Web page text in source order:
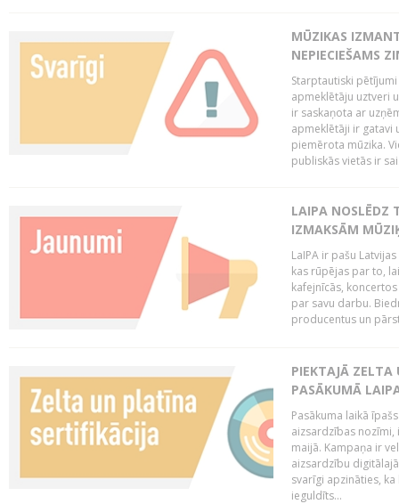
MŪZIKAS
NEPIECIEŠAMS
Starptautiski
apmeklētāju uztveri
ir saskaņota ar
apmeklētāji ir gatavi
piemērota mūzika.
publiskās vietās ir
LAIPA NOSLĒDZ
IZMAKSĀM
LaIPA ir pašu
kas rūpējas par to,
kafejnīcās,
par savu darbu.
producentus un
PIEKTAJĀ ZELTA
PASĀKUMĀ
Pasākuma laikā
aizsardzības nozīmi,
maijā. Kampaņa ir
aizsardzību
svarīgi apzināties,
ieguldīts...